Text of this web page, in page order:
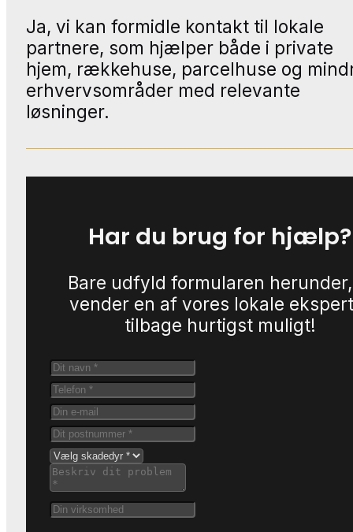
Ja, vi kan formidle kontakt til lokale
partnere, som hjælper både i private
hjem, rækkehuse, parcelhuse og
erhvervsområder med relevante
løsninger.
Har du brug for hjælp?
Bare udfyld formularen
vender en af vores lokale
tilbage hurtigst muligt!